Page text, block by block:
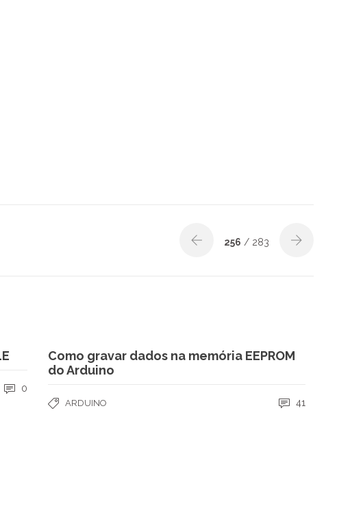
256 / 283
0
Como gravar dados na memória EEPROM
do Arduino
ARDUINO 41